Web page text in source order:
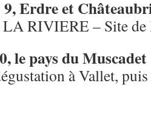
Erdre et
RIVIERE – Site
le pays du
à Vallet,